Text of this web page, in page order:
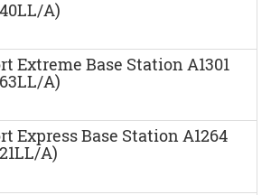
A)
Extreme Base Station A1301
A)
Express Base Station A1264
A)